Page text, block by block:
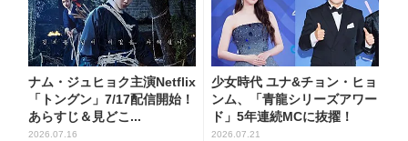
ナム・ジュヒョク主演Netflix
「トングン」7/17配信開始！
あらすじ＆見どこ...
2026.07.16
少女時代 ユナ&チョン・ヒョ
ンム、「青龍シリーズアワー
ド」5年連続MCに抜擢！
2026.07.21